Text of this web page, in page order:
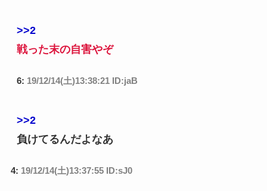
>>2
戦った末の自害やぞ
6: 19/12/14(土)13:38:21 ID:jaB
>>2
負けてるんだよなあ
4: 19/12/14(土)13:37:55 ID:sJ0